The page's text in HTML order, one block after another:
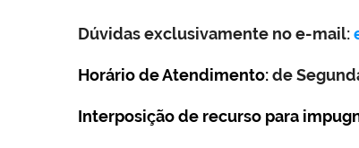
Dúvidas exclusivamente no e-mail:
Horário de Atendimento:de
Interposição de recurso para